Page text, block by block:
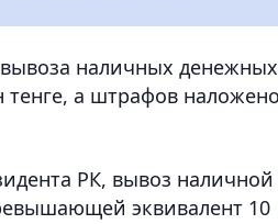
вывоза наличных денежных
тенге, а штрафов
РК, вывоз наличной
эквивалент 10